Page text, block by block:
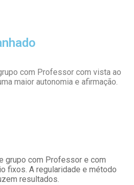
com Professor com vista ao
maior autonomia e afirmação.
grupo com Professor e com
fixos. A regularidade e método
resultados.